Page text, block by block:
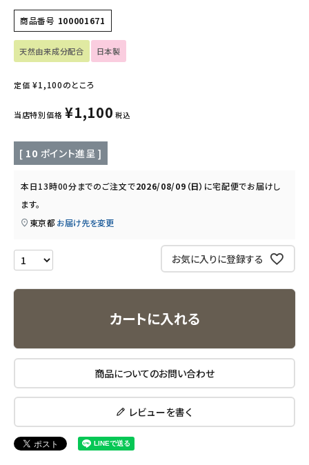
日用品雑貨
フェムケア
インナー・下着・ナイトウェア
キッズ・ベビー・マタニティ
キッチン用品
フード・ドリンク
ブランド
定期購入
オリジナルブランド
エコリュクス
エコメイト
ナチュラプラス
商品番号 100001671
天然由来成分配合 日本製
定価 ¥1,100のところ
当店特別価格 ¥1,100 税込
[ 10 ポイント進呈 ]
本日13時00分までのご注文で2026/08/09（日） に宅配便でお届けし
ます。
東京都 お届け先を変更
お気に入りに登録する
カートに入れる
商品についてのお問い合わせ
レビューを書く